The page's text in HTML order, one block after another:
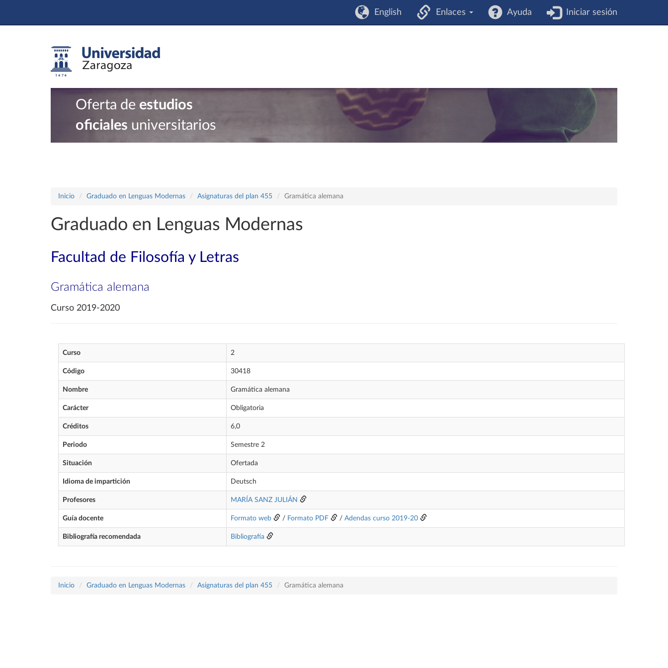
English Enlaces Ayuda Iniciar sesión
Oferta de estudios
oficiales universitarios
Inicio Graduado en Lenguas Modernas Asignaturas del plan 455 Gramática alemana
Graduado en Lenguas Modernas
Facultad de Filosofía y Letras
Gramática alemana
Curso 2019-2020
Curso 2
Código 30418
Nombre Gramática alemana
Carácter Obligatoria
Créditos 6,0
Periodo Semestre 2
Situación Ofertada
Idioma de impartición Deutsch
Profesores MARÍA SANZ JULIÁN
Guía docente Formato web / Formato PDF / Adendas curso 2019-20
Bibliografía recomendada Bibliografía
Inicio Graduado en Lenguas Modernas Asignaturas del plan 455 Gramática alemana